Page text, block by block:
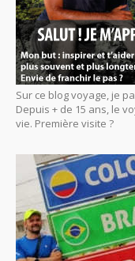
Sur ce blog voyage, je
Depuis + de 15 ans, le
vie. Première visite ?